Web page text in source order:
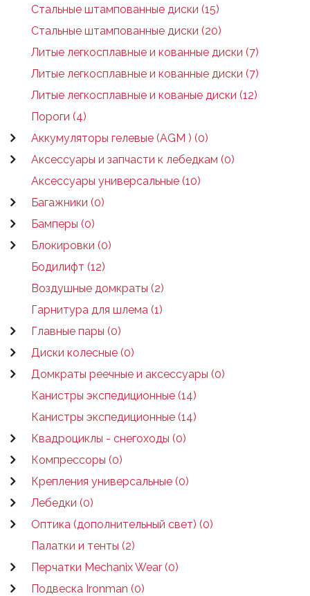
Стальные штампованные диски (15)
Стальные штампованные диски (20)
Литые легкосплавные и кованные диски (7)
Литые легкосплавные и кованные диски (7)
Литые легкосплавные и кованые диски (12)
Пороги (4)
Аккумуляторы гелевые (AGM ) (0)
Аксессуары и запчасти к лебедкам (0)
Аксессуары универсальные (10)
Багажники (0)
Бамперы (0)
Блокировки (0)
Бодилифт (12)
Воздушные домкраты (2)
Гарнитура для шлема (1)
Главные пары (0)
Диски колесные (0)
Домкраты реечные и аксессуары (0)
Канистры экспедиционные (14)
Канистры экспедиционные (14)
Квадроциклы - снегоходы (0)
Компрессоры (0)
Крепления универсальные (0)
Лебедки (0)
Оптика (дополнительный свет) (0)
Палатки и тенты (2)
Перчатки Mechanix Wear (0)
Подвеска Ironman (0)